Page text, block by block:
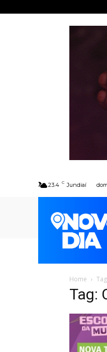
23.4 C Jundiaí
Home
Tag: